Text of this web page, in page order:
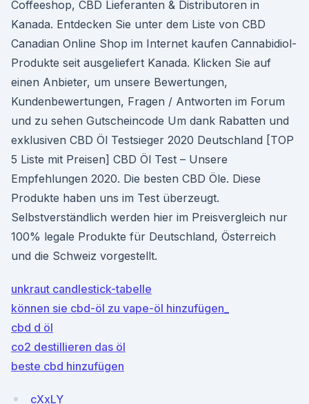
Coffeeshop, CBD Lieferanten & Distributoren in
Kanada. Entdecken Sie unter dem Liste von CBD
Canadian Online Shop im Internet kaufen Cannabidiol-
Produkte seit ausgeliefert Kanada. Klicken Sie auf
einen Anbieter, um unsere Bewertungen,
Kundenbewertungen, Fragen / Antworten im Forum
und zu sehen Gutscheincode Um dank Rabatten und
exklusiven CBD Öl Testsieger 2020 Deutschland [TOP
5 Liste mit Preisen] CBD Öl Test – Unsere
Empfehlungen 2020. Die besten CBD Öle. Diese
Produkte haben uns im Test überzeugt.
Selbstverständlich werden hier im Preisvergleich nur
100% legale Produkte für Deutschland, Österreich
und die Schweiz vorgestellt.
unkraut candlestick-tabelle
können sie cbd-öl zu vape-öl hinzufügen_
cbd d öl
co2 destillieren das öl
beste cbd hinzufügen
cXxLY